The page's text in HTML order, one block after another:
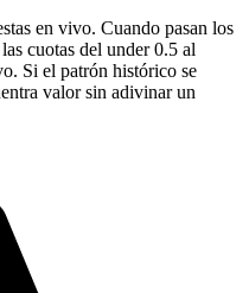
en vivo. Cuando pasan los
cuotas del under 0.5 al
Si el patrón histórico se
valor sin adivinar un